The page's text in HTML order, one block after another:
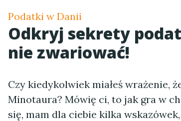
Podatki w Danii
Odkryj sekrety
nie zwariować!
Czy kiedykolwiek miałeś wrażenie,
Minotaura? Mówię ci, to jak gra w
się, mam dla ciebie kilka